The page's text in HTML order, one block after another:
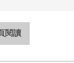
閱讀